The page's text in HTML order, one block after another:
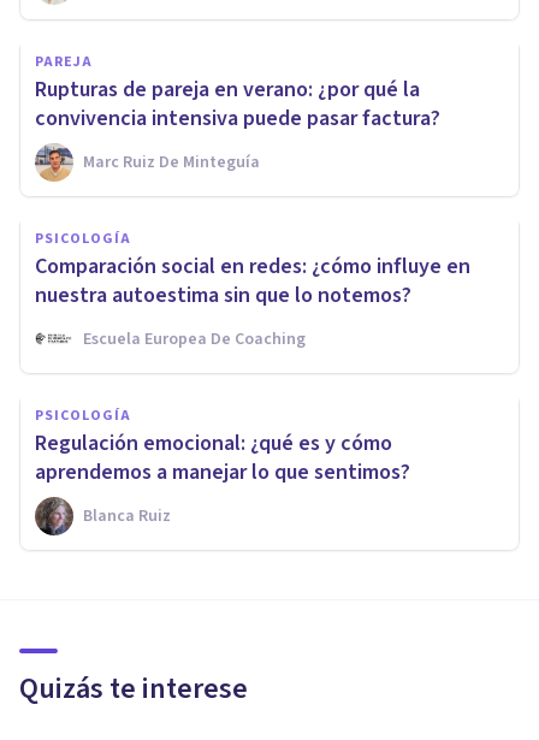
PAREJA
Rupturas de pareja en verano: ¿por qué la
convivencia intensiva puede pasar factura?
Marc Ruiz De Minteguía
PSICOLOGÍA
Comparación social en redes: ¿cómo influye en
nuestra autoestima sin que lo notemos?
Escuela Europea De Coaching
PSICOLOGÍA
Regulación emocional: ¿qué es y cómo
aprendemos a manejar lo que sentimos?
Blanca Ruiz
Quizás te interese